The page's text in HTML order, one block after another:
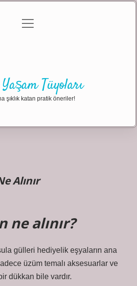
Gizlilik Politikası
menüyü
Tüyoları
şıklık katan pratik öneriler!
Alınır
ne alınır?
gülleri hediyelik eşyaların ana
üzüm temalı aksesuarlar ve
dükkan bile vardır.